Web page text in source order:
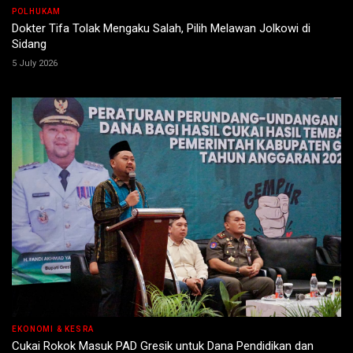
POLHUKAM
Dokter Tifa Tolak Mengaku Salah, Pilih Melawan Jolkowi di
Sidang
5 July 2026
EKONOMI & KESRA
Cukai Rokok Masuk PAD Gresik untuk Dana Pendidikan dan